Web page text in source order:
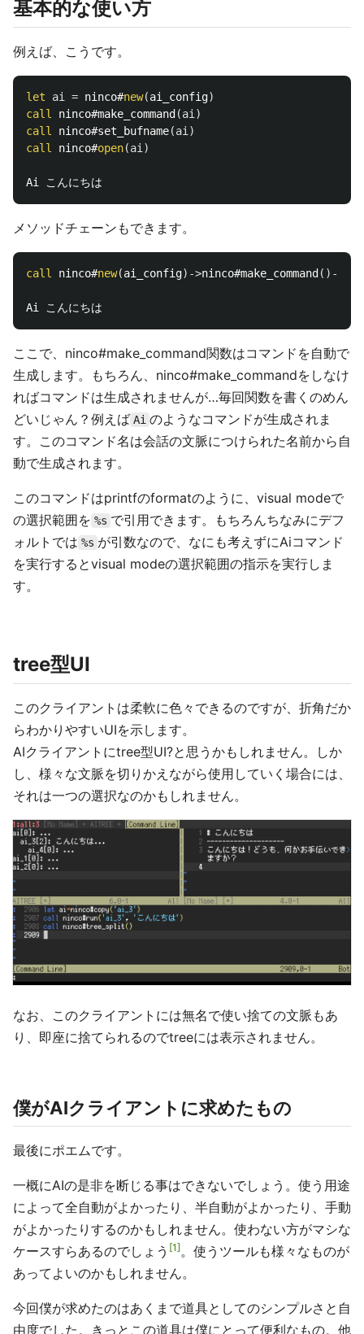
基本的な使い方
例えば、こうです。
let ai = ninco#new(ai_config)
call
ninco#make_command (ai )
call
ninco#set_bufname(ai )
call
ninco#open(ai )
メソッドチェーンもできます。
call ninco#new(ai_config)->ninco#make_command ()->
ここで、ninco#make_command関数はコマンドを自動で
生成します。もちろん、ninco#make_commandをしなけ
ればコマンドは生成されませんが…毎回関数を書くのめん
どいじゃん？例えば Ai のようなコマンドが生成されま
す。このコマンド名は会話の文脈につけられた名前から自
動で生成されます。
このコマンドはprintfのformatのように、visual modeで
の選択範囲を %s で引用できます。もちろんちなみにデフ
ォルトでは %s が引数なので、なにも考えずにAiコマンド
を実行するとvisual modeの選択範囲の指示を実行しま
す。
tree型UI
このクライアントは柔軟に色々できるのですが、折角だか
らわかりやすいUIを示します。
AIクライアントにtree型UI?と思うかもしれません。しか
し、様々な文脈を切りかえながら使用していく場合には、
それは一つの選択なのかもしれません。
なお、このクライアントには無名で使い捨ての文脈もあ
り、即座に捨てられるのでtreeには表示されません。
僕がAIクライアントに求めたもの
最後にポエムです。
一概にAIの是非を断じる事はできないでしょう。使う用途
によって全自動がよかったり、半自動がよかったり、手動
がよかったりするのかもしれません。使わない方がマシな
ケースすらあるのでしょう 1 。使うツールも様々なものが
あってよいのかもしれません。
今回僕が求めたのはあくまで道具としてのシンプルさと自
由度でした。きっとこの道具は僕にとって便利なもの。他